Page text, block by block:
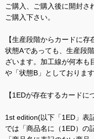
ご購入、ご購入後に開封さ
ご購入下さい。
【生産段階からカードに存
状態Aであっても、生産段
ざいます。加工線が何本も
や「状態B」としております
【1EDが存在するカードに
1st edition(以下「1ED」表
では「商品名に（1ED）の